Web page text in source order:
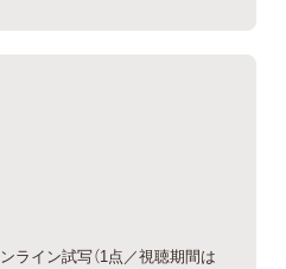
ライン試写（1点／視聴期間は